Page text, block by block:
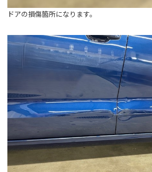
ドアの損傷箇所になります。